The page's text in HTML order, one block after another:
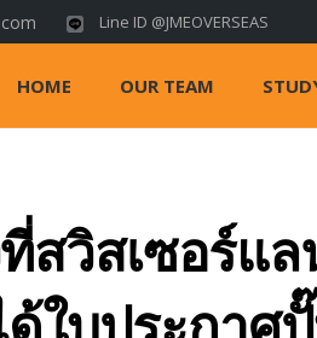
Line ID @JMEOVERSEAS
HOME OUR TEAM
สวิสเซอร์แล